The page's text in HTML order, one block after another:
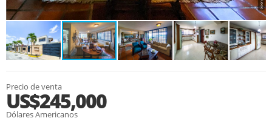
Precio de venta
US$245,000
Dólares Americanos